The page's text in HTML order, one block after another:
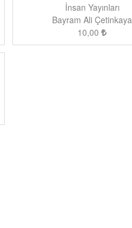
İnsan Yayınları
Bayram Ali Çetinkaya
10,00